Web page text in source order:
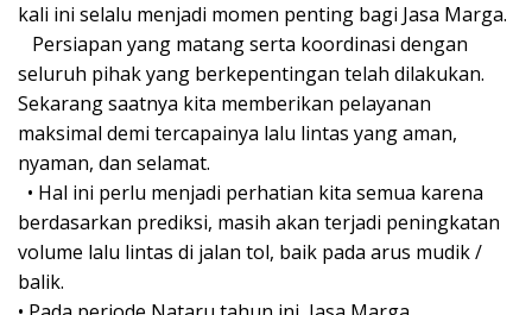
kali ini selalu menjadi momen penting bagi Jasa Marga.
Persiapan yang matang serta koordinasi dengan
seluruh pihak yang berkepentingan telah dilakukan.
Sekarang saatnya kita memberikan pelayanan
maksimal demi tercapainya lalu lintas yang aman,
nyaman, dan selamat.
• Hal ini perlu menjadi perhatian kita semua karena
berdasarkan prediksi, masih akan terjadi peningkatan
volume lalu lintas di jalan tol, baik pada arus mudik /
balik.